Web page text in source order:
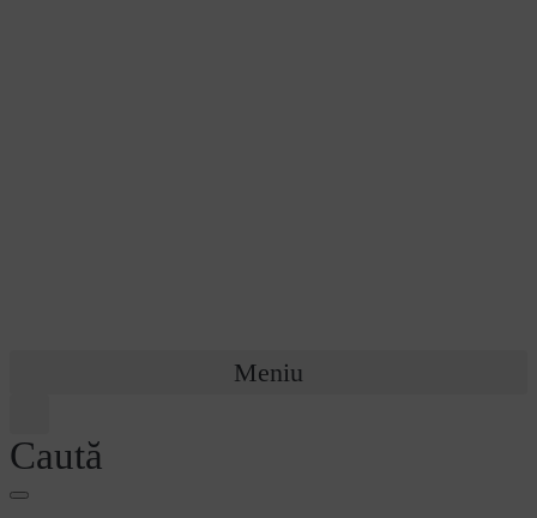
Meniu
Caută